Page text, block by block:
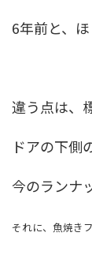
6年前と、
違う点は、
ドアの下側
今のランナ
それに、魚焼き